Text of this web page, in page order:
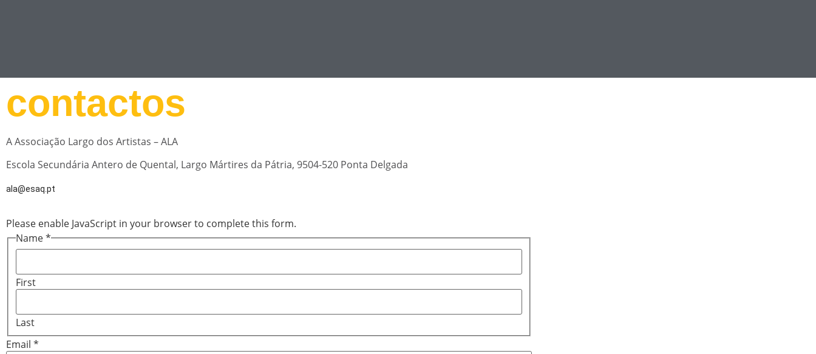
contactos
A Associação Largo dos Artistas – ALA
Escola Secundária Antero de Quental, Largo Mártires da Pátria, 9504-520 Ponta Delgada
ala@esaq.pt
Please enable JavaScript in your browser to complete this form.
Name*
First
Last
Email *